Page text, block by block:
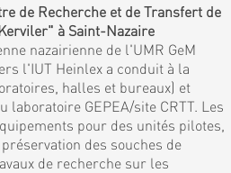
de Recherche et de Transfert de
à Saint-Nazaire
nazairienne de l'UMR GeM
l'IUT Heinlex a conduit à la
halles et bureaux) et
laboratoire GEPEA/site CRTT. Les
pour des unités pilotes,
des souches de
de recherche sur les